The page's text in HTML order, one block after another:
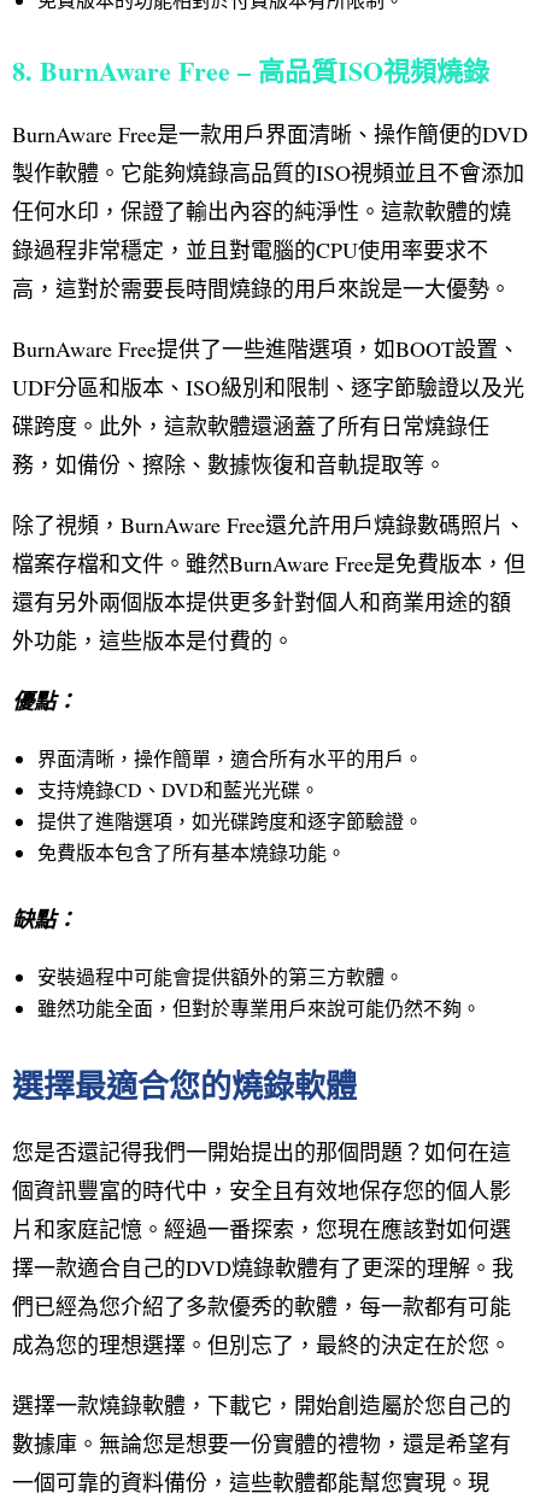
8. BurnAware Free – 高品質ISO視頻燒錄
BurnAware Free是一款用戶界面清晰、操作簡便的DVD
製作軟體。它能夠燒錄高品質的ISO視頻並且不會添加
任何水印，保證了輸出內容的純淨性。這款軟體的燒
錄過程非常穩定，並且對電腦的CPU使用率要求不
高，這對於需要長時間燒錄的用戶來說是一大優勢。
BurnAware Free提供了一些進階選項，如BOOT設置、
UDF分區和版本、ISO級別和限制、逐字節驗證以及光
碟跨度。此外，這款軟體還涵蓋了所有日常燒錄任
務，如備份、擦除、數據恢復和音軌提取等。
除了視頻，BurnAware Free還允許用戶燒錄數碼照片、
檔案存檔和文件。雖然BurnAware Free是免費版本，但
還有另外兩個版本提供更多針對個人和商業用途的額
外功能，這些版本是付費的。
優點：
界面清晰，操作簡單，適合所有水平的用戶。
支持燒錄CD、DVD和藍光光碟。
提供了進階選項，如光碟跨度和逐字節驗證。
免費版本包含了所有基本燒錄功能。
缺點：
安裝過程中可能會提供額外的第三方軟體。
雖然功能全面，但對於專業用戶來說可能仍然不夠。
選擇最適合您的燒錄軟體
您是否還記得我們一開始提出的那個問題？如何在這
個資訊豐富的時代中，安全且有效地保存您的個人影
片和家庭記憶。經過一番探索，您現在應該對如何選
擇一款適合自己的DVD燒錄軟體有了更深的理解。我
們已經為您介紹了多款優秀的軟體，每一款都有可能
成為您的理想選擇。但別忘了，最終的決定在於您。
選擇一款燒錄軟體，下載它，開始創造屬於您自己的
數據庫。無論您是想要一份實體的禮物，還是希望有
一個可靠的資料備份，這些軟體都能幫您實現。現